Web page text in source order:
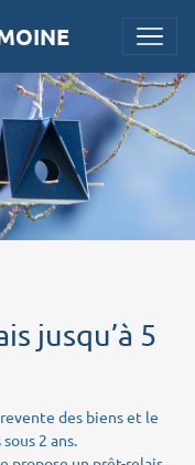
jusqu’à 5
des biens et le
2 ans.